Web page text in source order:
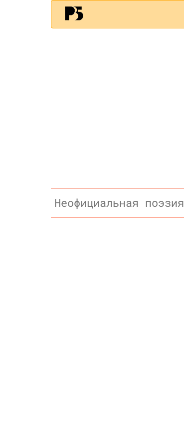
Неофициальная поэзия